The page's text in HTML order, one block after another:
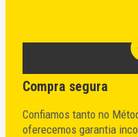
Compra segura
Confiamos tanto no
oferecemos garantia